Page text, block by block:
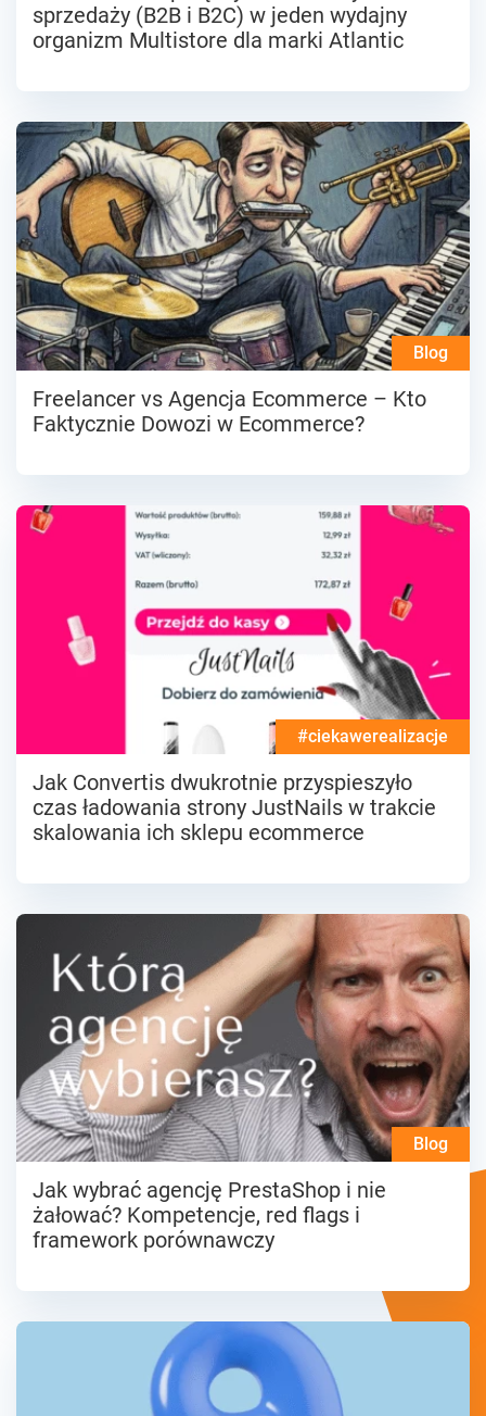
sprzedaży (B2B i B2C) w jeden wydajny
organizm Multistore dla marki Atlantic
Blog
Freelancer vs Agencja Ecommerce – Kto
Faktycznie Dowozi w Ecommerce?
#ciekawerealizacje
Jak Convertis dwukrotnie przyspieszyło
czas ładowania strony JustNails w trakcie
skalowania ich sklepu ecommerce
Blog
Jak wybrać agencję PrestaShop i nie
żałować? Kompetencje, red flags i
framework porównawczy